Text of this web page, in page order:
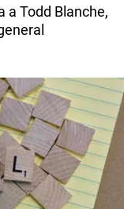
a Todd Blanche,